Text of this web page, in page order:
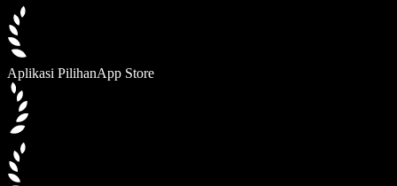
Aplikasi PilihanApp Store